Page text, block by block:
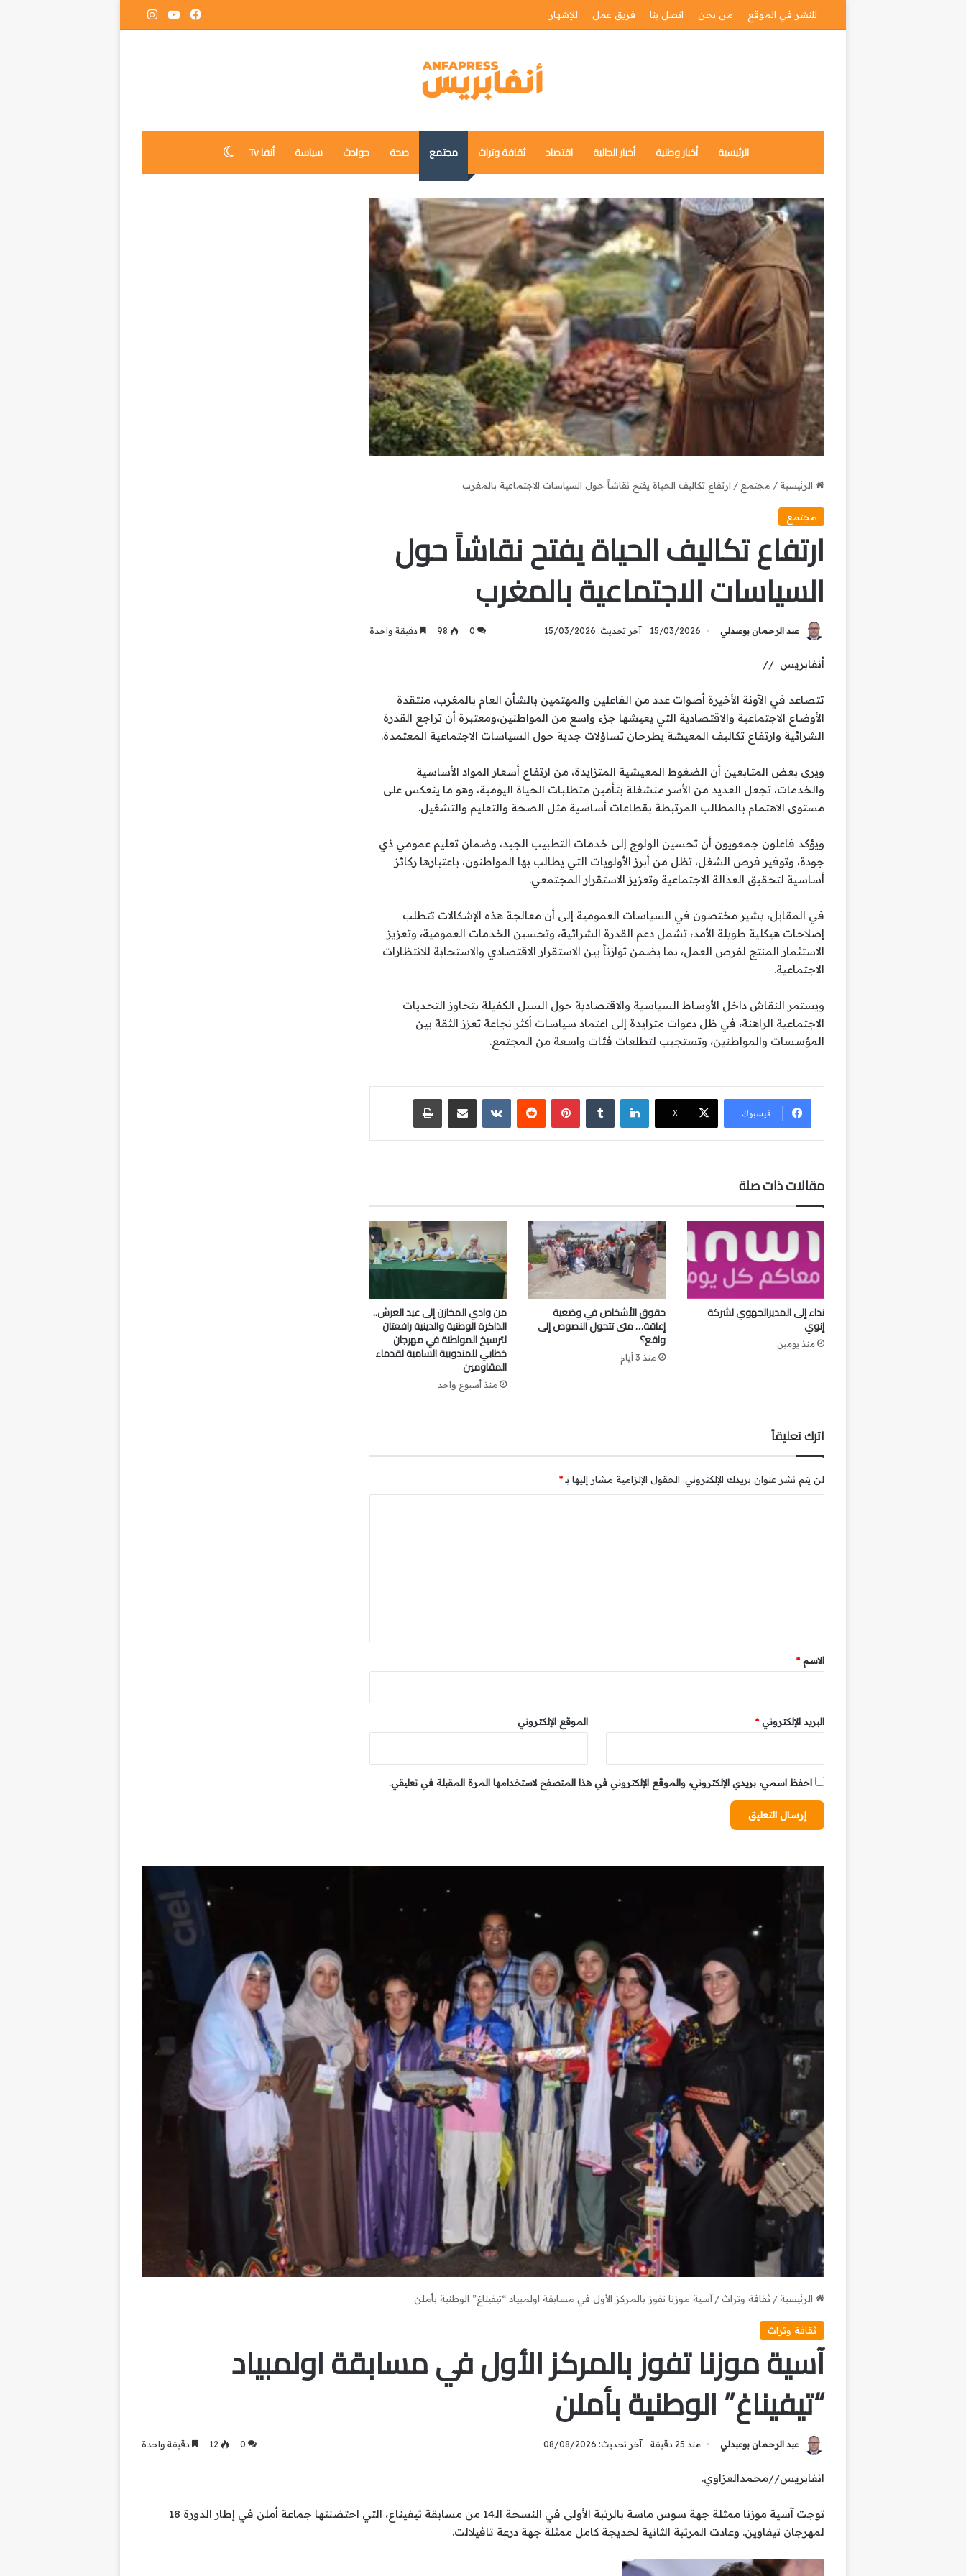
للنشر في الموقع من نحن اتصل بنا فريق عمل للإشهار فيسبوك‫YouTube
الرئيسية أخبار وطنية أخبار الجالية اقتصاد ثقافة وتراث مجتمع صحة حوادث سياسة أنفا Tv
الرئيسية/ مجتمع / ارتفاع تكاليف الحياة يفتح نقاشاً حول السياسات الاجتماعية بالمغرب
مجتمع
ارتفاع تكاليف الحياة يفتح نقاشاً حول
السياسات الاجتماعية بالمغرب
عبد الرحمان بوعبدلي 15/03/2026 آخر تحديث: 15/03/2026 0
98 دقيقة واحدة
أنفابريس //
تتصاعد في الآونة الأخيرة أصوات عدد من الفاعلين والمهتمين بالشأن العام بالمغرب، منتقدة
الأوضاع الاجتماعية والاقتصادية التي يعيشها جزء واسع من المواطنين،ومعتبرة أن تراجع القدرة
الشرائية وارتفاع تكاليف المعيشة يطرحان تساؤلات جدية حول السياسات الاجتماعية المعتمدة.
ويرى بعض المتابعين أن الضغوط المعيشية المتزايدة، من ارتفاع أسعار المواد الأساسية
والخدمات، تجعل العديد من الأسر منشغلة بتأمين متطلبات الحياة اليومية، وهو ما ينعكس على
مستوى الاهتمام بالمطالب المرتبطة بقطاعات أساسية مثل الصحة والتعليم والتشغيل.
ويؤكد فاعلون جمعويون أن تحسين الولوج إلى خدمات التطبيب الجيد، وضمان تعليم عمومي ذي
جودة، وتوفير فرص الشغل، تظل من أبرز الأولويات التي يطالب بها المواطنون، باعتبارها ركائز
أساسية لتحقيق العدالة الاجتماعية وتعزيز الاستقرار المجتمعي.
في المقابل، يشير مختصون في السياسات العمومية إلى أن معالجة هذه الإشكالات تتطلب
إصلاحات هيكلية طويلة الأمد، تشمل دعم القدرة الشرائية، وتحسين الخدمات العمومية، وتعزيز
الاستثمار المنتج لفرص العمل، بما يضمن توازناً بين الاستقرار الاقتصادي والاستجابة للانتظارات
الاجتماعية.
ويستمر النقاش داخل الأوساط السياسية والاقتصادية حول السبل الكفيلة بتجاوز التحديات
الاجتماعية الراهنة، في ظل دعوات متزايدة إلى اعتماد سياسات أكثر نجاعة تعزز الثقة بين
المؤسسات والمواطنين، وتستجيب لتطلعات فئات واسعة من المجتمع.
فيسبوك ‫X
لينكدإن بينتيريست
مقالات ذات صلة
نداء إلى المديرالجهوي لشركة
إنوي
منذ يومين
حقوق الأشخاص في وضعية
إعاقة… متى تتحول النصوص إلى
واقع؟
منذ 3 أيام
من وادي المخازن إلى عيد العرش..
الذاكرة الوطنية والدينية رافعتان
لترسيخ المواطنة في مهرجان
خطابي للمندوبية السامية لقدماء
المقاومين
منذ أسبوع واحد
اترك تعليقاً
لن يتم نشر عنوان بريدك الإلكتروني. الحقول الإلزامية مشار إليها بـ*
*
الاسم*
البريد الإلكتروني* الموقع الإلكتروني
احفظ اسمي، بريدي الإلكتروني، والموقع الإلكتروني في هذا المتصفح لاستخدامها المرة المقبلة في تعليقي.